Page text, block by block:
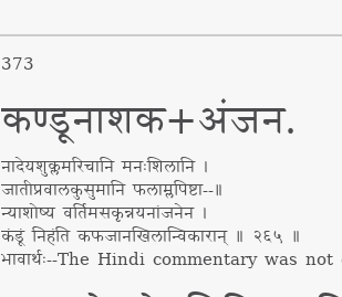
373
कण्डूनाशक+अंजन.
नादेयशुक्लमरिचानि मनःशिलानि ।
जातीप्रवालकुसुमानि फलाम्लपिष्टा--॥
न्याशोष्य वर्तिमसकृन्नयनांजनेन ।
कंडूं निहंति कफजानखिलान्विकारान् ॥ २६५ ॥
भावार्थः--The Hindi commentary was